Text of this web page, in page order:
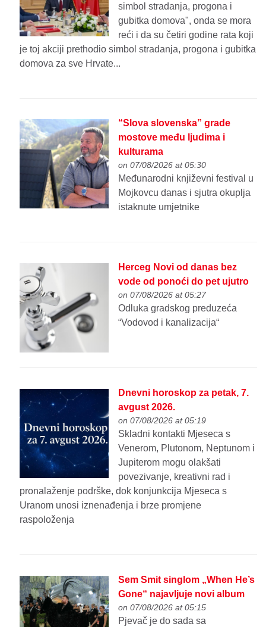
simbol stradanja, progona i
gubitka domova", onda se mora
reći i da su četiri godine rata koji
je toj akciji prethodio simbol stradanja, progona i gubitka
domova za sve Hrvate...
“Slova slovenska” grade
mostove među ljudima i
kulturama
on 07/08/2026 at 05:30
Međunarodni književni festival u
Mojkovcu danas i sjutra okuplja
istaknute umjetnike
Herceg Novi od danas bez
vode od ponoći do pet ujutro
on 07/08/2026 at 05:27
Odluka gradskog preduzeća
“Vodovod i kanalizacija“
Dnevni horoskop za petak, 7.
avgust 2026.
on 07/08/2026 at 05:19
Skladni kontakti Mjeseca s
Venerom, Plutonom, Neptunom i
Jupiterom mogu olakšati
povezivanje, kreativni rad i
pronalaženje podrške, dok konjunkcija Mjeseca s
Uranom unosi iznenađenja i brze promjene
raspoloženja
Sem Smit singlom „When He’s
Gone“ najavljuje novi album
on 07/08/2026 at 05:15
Pjevač je do sada sa